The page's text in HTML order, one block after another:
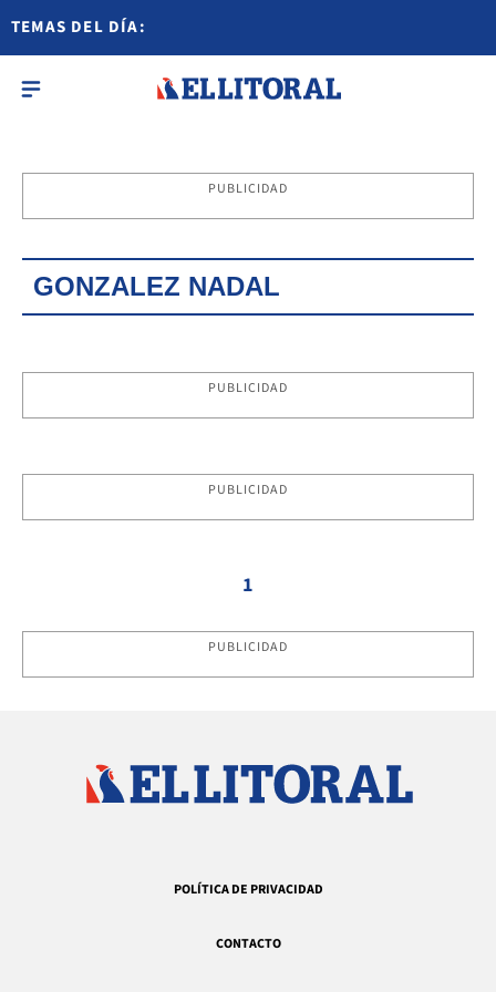
TEMAS DEL DÍA:
PUBLICIDAD
GONZALEZ NADAL
PUBLICIDAD
PUBLICIDAD
1
PUBLICIDAD
POLÍTICA DE PRIVACIDAD
CONTACTO